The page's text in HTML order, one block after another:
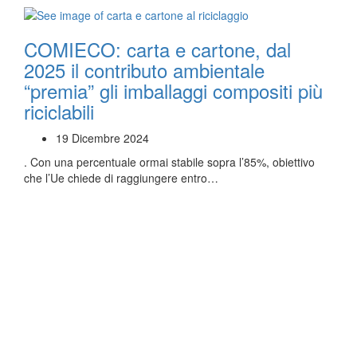
COMIECO: carta e cartone, dal
2025 il contributo ambientale
“premia” gli imballaggi compositi più
riciclabili
19 Dicembre 2024
. Con una percentuale ormai stabile sopra l’85%, obiettivo
che l’Ue chiede di raggiungere entro…